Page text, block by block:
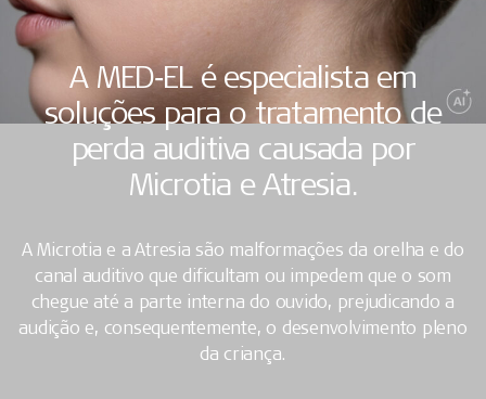
A MED‑EL é especialista em
soluções para o tratamento de
perda auditiva causada por
Microtia e Atresia.
A Microtia e a Atresia são malformações da orelha e do
canal auditivo que dificultam ou impedem que o som
chegue até a parte interna do ouvido, prejudicando a
audição e, consequentemente, o desenvolvimento pleno
da criança.